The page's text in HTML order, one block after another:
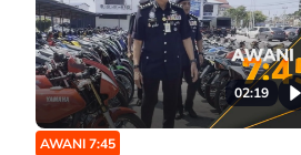
02:19
AWANI 7:45